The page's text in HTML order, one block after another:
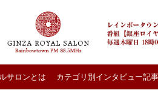
サロンとは カテゴリ別インタビュー記事